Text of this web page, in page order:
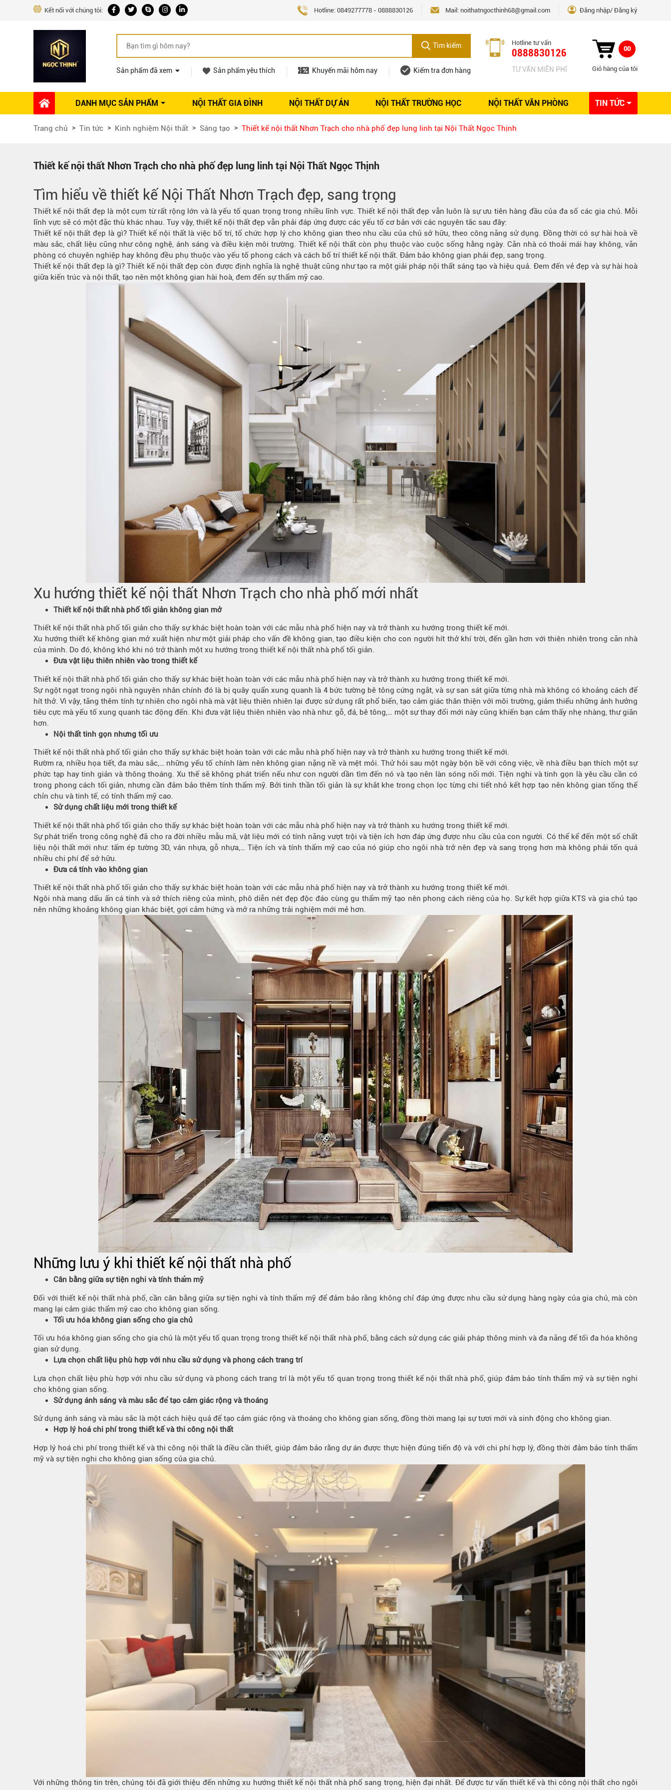
Kết nối với chúng tôi: Hotline: 0849277778 - 0888830126 Mail: noithatngocthinh68@gmail.com Đăng nhập Đăng ký
Tìm kiếm
Sản phẩm đã xem Sản phẩm yêu thích Khuyến mãi hôm nay Kiểm tra đơn hàng
Hotline tư vấn
0888830126
TƯ VẤN MIỄN PHÍ
00
Giỏ hàng của tôi
DANH MỤC SẢN PHẨM
Phụ kiện Nội thất
Ổ khóa tủ
Máy hút mùi
Phụ kiện tủ áo
Thùng đựng gạo
Bếp từ-Bếp hồng ngoại
Chậu rửa bát
Ray trượt – bản lề – tay nắm cửa
Phụ kiện tủ bếp dưới
Giá để bát đĩa đa năng
NỘI THẤT GIA ĐÌNH NỘI THẤT DỰ ÁN NỘI THẤT TRƯỜNG HỌC NỘI THẤT VĂN PHÒNG TIN TỨC
Dự án thi công
Sáng tạo
Trang chủ Tin tức Kinh nghiệm Nội thất Sáng tạo Thiết kế nội thất Nhơn Trạch cho nhà phố đẹp lung linh tại Nội Thất Ngọc Thịnh
Thiết kế nội thất Nhơn Trạch cho nhà phố đẹp lung linh tại Nội Thất Ngọc Thịnh
Tìm hiểu về thiết kế Nội Thất Nhơn Trạch đẹp, sang trọng
Thiết kế nội thất đẹp là một cụm từ rất rộng lớn và là yếu tố quan trọng trong nhiều lĩnh vực. Thiết kế nội thất đẹp vẫn luôn là sự ưu tiên hàng đầu của đa số các gia chủ. Mỗi
lĩnh vực sẽ có một đặc thù khác nhau. Tuy vậy, thiết kế nội thất đẹp vẫn phải đáp ứng được các yếu tố cơ bản với các nguyên tắc sau đây:
Thiết kế nội thất đẹp là gì? Thiết kế nội thất là việc bố trí, tổ chức hợp lý cho không gian theo nhu cầu của chủ sở hữu, theo công năng sử dụng. Đồng thời có sự hài hoà về
màu sắc, chất liệu cũng như công nghệ, ánh sáng và điều kiện môi trường. Thiết kế nội thất còn phụ thuộc vào cuộc sống hằng ngày. Căn nhà có thoải mái hay không, văn
phòng có chuyên nghiệp hay không đều phụ thuộc vào yếu tố phong cách và cách bố trí thiết kế nội thất. Đảm bảo không gian phải đẹp, sang trọng.
Thiết kế nội thất đẹp là gì? Thiết kế nội thất đẹp còn được định nghĩa là nghệ thuật cũng như tạo ra một giải pháp nội thất sáng tạo và hiệu quả. Đem đến vẻ đẹp và sự hài hoà
giữa kiến trúc và nội thất, tạo nên một không gian hài hoà, đem đến sự thẩm mỹ cao.
Xu hướng thiết kế nội thất Nhơn Trạch cho nhà phố mới nhất
Thiết kế nội thất nhà phố tối giản không gian mở
Thiết kế nội thất nhà phố tối giản cho thấy sự khác biệt hoàn toàn với các mẫu nhà phố hiện nay và trở thành xu hướng trong thiết kế mới.
Xu hướng thiết kế không gian mở xuất hiện như một giải pháp cho vấn đề không gian, tạo điều kiện cho con người hít thở khí trời, đến gần hơn với thiên nhiên trong căn nhà
của mình. Do đó, không khó khi nó trở thành một xu hướng trong thiết kế nội thất nhà phố tối giản.
Đưa vật liệu thiên nhiên vào trong thiết kế
Thiết kế nội thất nhà phố tối giản cho thấy sự khác biệt hoàn toàn với các mẫu nhà phố hiện nay và trở thành xu hướng trong thiết kế mới.
Sự ngột ngạt trong ngôi nhà nguyên nhân chính đó là bị quây quẩn xung quanh là 4 bức tường bê tông cứng ngắt, và sự san sát giữa từng nhà mà không có khoảng cách để
hít thở. Vì vậy, tăng thêm tính tự nhiên cho ngôi nhà mà vật liệu thiên nhiên lại được sử dụng rất phổ biến, tạo cảm giác thân thiện với môi trường, giảm thiểu những ảnh hưởng
tiêu cực mà yếu tố xung quanh tác động đến. Khi đưa vật liệu thiên nhiên vào nhà như: gỗ, đá, bê tông,… một sự thay đổi mới này cũng khiến bạn cảm thấy nhẹ nhàng, thư giãn
hơn.
Nội thất tinh gọn nhưng tối ưu
Thiết kế nội thất nhà phố tối giản cho thấy sự khác biệt hoàn toàn với các mẫu nhà phố hiện nay và trở thành xu hướng trong thiết kế mới.
Rườm ra, nhiều họa tiết, đa màu sắc,… những yếu tố chính làm nên không gian nặng nề và mệt mỏi. Thử hỏi sau một ngày bộn bề với công việc, về nhà điều bạn thích một sự
phức tạp hay tinh giản và thông thoáng. Xu thế sẽ không phát triển nếu như con người dần tìm đến nó và tạo nên làn sóng nổi mới. Tiện nghi và tinh gọn là yêu cầu cần có
trong phong cách tối giản, nhưng cần đảm bảo thêm tính thẩm mỹ. Bởi tinh thần tối giản là sự khắt khe trong chọn lọc từng chi tiết nhỏ kết hợp tạo nên không gian tổng thể
chỉn chu và tinh tế, có tính thẩm mỹ cao.
Sử dụng chất liệu mới trong thiết kế
Thiết kế nội thất nhà phố tối giản cho thấy sự khác biệt hoàn toàn với các mẫu nhà phố hiện nay và trở thành xu hướng trong thiết kế mới.
Sự phát triển trong công nghệ đã cho ra đời nhiều mẫu mã, vật liệu mới có tính năng vượt trội và tiện ích hơn đáp ứng được nhu cầu của con người. Có thể kể đến một số chất
liệu nội thất mới như: tấm ép tường 3D, ván nhựa, gỗ nhựa,… Tiện ích và tính thẩm mỹ cao của nó giúp cho ngôi nhà trở nên đẹp và sang trọng hơn mà không phải tốn quá
nhiều chi phí để sở hữu.
Đưa cá tính vào không gian
Thiết kế nội thất nhà phố tối giản cho thấy sự khác biệt hoàn toàn với các mẫu nhà phố hiện nay và trở thành xu hướng trong thiết kế mới.
Ngôi nhà mang dấu ấn cá tính và sở thích riêng của mình, phô diễn nét đẹp độc đáo cùng gu thẩm mỹ tạo nên phong cách riêng của họ. Sự kết hợp giữa KTS và gia chủ tạo
nên những khoảng không gian khác biệt, gợi cảm hứng và mở ra những trải nghiệm mới mẻ hơn.
Những lưu ý khi thiết kế nội thất nhà phố
Cân bằng giữa sự tiện nghi và tính thẩm mỹ
Đối với thiết kế nội thất nhà phố, cần cân bằng giữa sự tiện nghi và tính thẩm mỹ để đảm bảo rằng không chỉ đáp ứng được nhu cầu sử dụng hàng ngày của gia chủ, mà còn
mang lại cảm giác thẩm mỹ cao cho không gian sống.
Tối ưu hóa không gian sống cho gia chủ
Tối ưu hóa không gian sống cho gia chủ là một yếu tố quan trọng trong thiết kế nội thất nhà phố, bằng cách sử dụng các giải pháp thông minh và đa năng để tối đa hóa không
gian sử dụng.
Lựa chọn chất liệu phù hợp với nhu cầu sử dụng và phong cách trang trí
Lựa chọn chất liệu phù hợp với nhu cầu sử dụng và phong cách trang trí là một yếu tố quan trọng trong thiết kế nội thất nhà phố, giúp đảm bảo tính thẩm mỹ và sự tiện nghi
cho không gian sống.
Sử dụng ánh sáng và màu sắc để tạo cảm giác rộng và thoáng
Sử dụng ánh sáng và màu sắc là một cách hiệu quả để tạo cảm giác rộng và thoáng cho không gian sống, đồng thời mang lại sự tươi mới và sinh động cho không gian.
Hợp lý hoá chi phí trong thiết kế và thi công nội thất
Hợp lý hoá chi phí trong thiết kế và thi công nội thất là điều cần thiết, giúp đảm bảo rằng dự án được thực hiện đúng tiến độ và với chi phí hợp lý, đồng thời đảm bảo tính thẩm
mỹ và sự tiện nghi cho không gian sống của gia chủ.
Với những thông tin trên, chúng tôi đã giới thiệu đến những xu hướng thiết kế nội thất nhà phố sang trọng, hiện đại nhất. Để được tư vấn thiết kế và thi công nội thất cho ngôi